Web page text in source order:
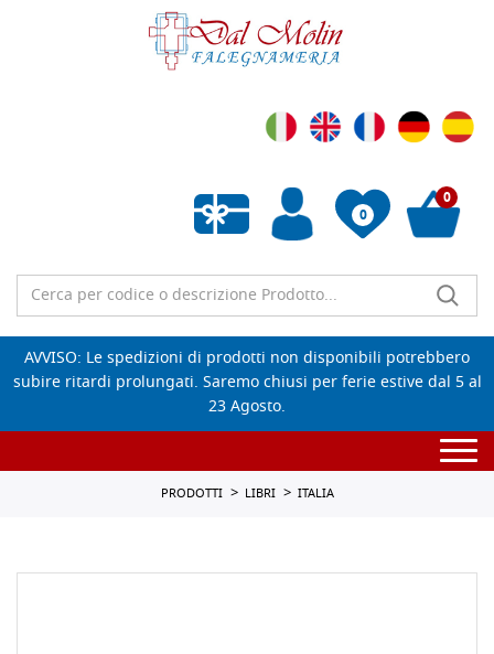
0
Wishlist vuota
0
AVVISO: Le spedizioni di prodotti non disponibili potrebbero
subire ritardi prolungati. Saremo chiusi per ferie estive dal 5 al
23 Agosto.
PRODOTTI LIBRI ITALIA